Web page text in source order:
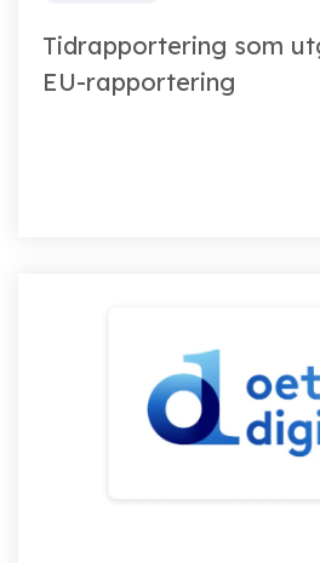
Tidrapportering som
EU-rapportering